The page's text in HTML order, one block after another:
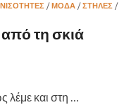
/ΜΟΔΑ /ΣΤΉΛΕΣ /
τη σκιά
λέμε και στη …